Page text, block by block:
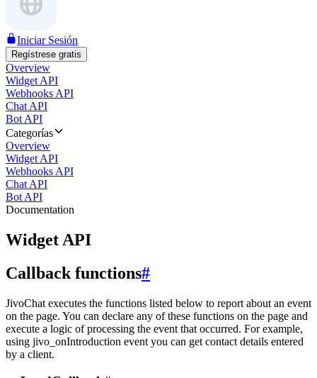
Iniciar Sesión
Regístrese gratis
Overview
Widget API
Webhooks API
Chat API
Bot API
Categorías
Overview
Widget API
Webhooks API
Chat API
Bot API
Documentation
Widget API
Callback functions#
JivoChat executes the functions listed below to report about an event
on the page. You can declare any of these functions on the page and
execute a logic of processing the event that occurred. For example,
using jivo_onIntroduction event you can get contact details entered
by a client.